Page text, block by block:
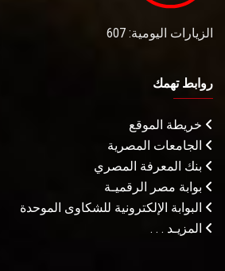
الزيارات اليومية: 607
روابط تهمك
خريطة الموقع
الجامعات المصرية
بنك المعرفة المصري
بوابة مصر الرقميـة
البوابة الإلكترونية للشكاوى الموحدة
المزيـد . . .